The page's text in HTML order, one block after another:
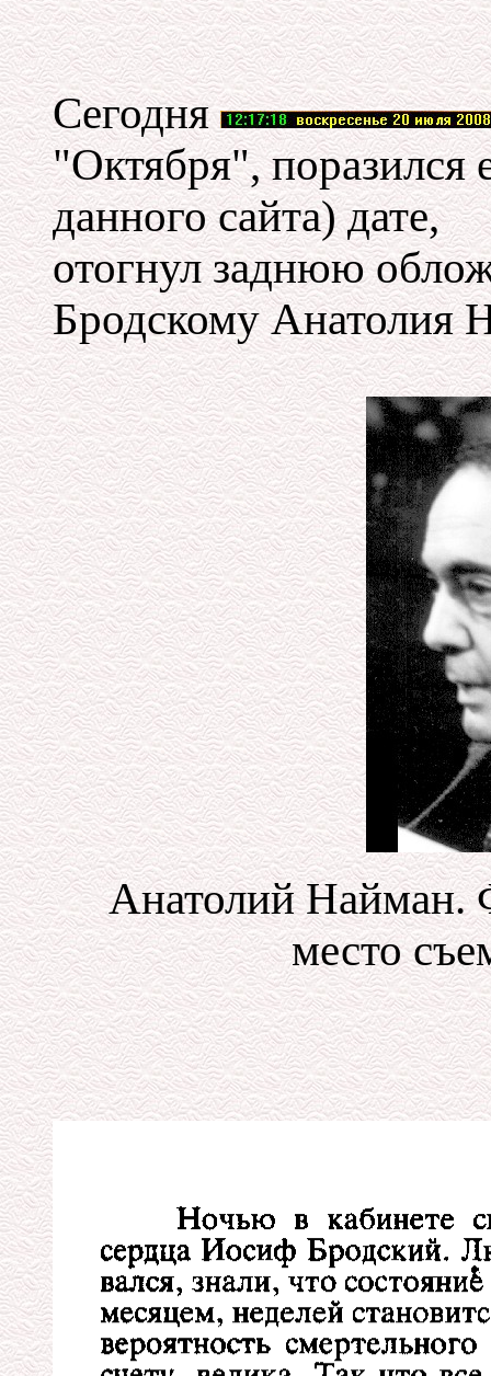
Сегодня
"Октября", поразился
данного сайта) дате,
отогнул заднюю
Бродскому Анатолия
Анатолий Найман.
место